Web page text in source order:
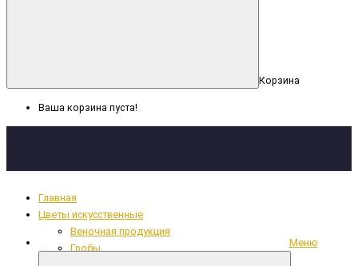
Корзина
Ваша корзина пуста!
Меню
Главная
Цветы искусственные
Веночная продукция
Гробы